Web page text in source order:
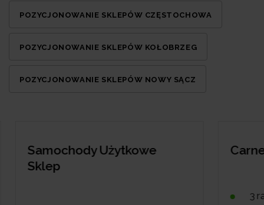
POZYCJONOWANIE SKLEPÓW CZĘSTOCHOWA
POZYCJONOWANIE SKLEPÓW KOŁOBRZEG
POZYCJONOWANIE SKLEPÓW NOWY SĄCZ
Carnet